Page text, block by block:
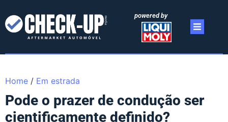
powered by
Home / Em estrada
Pode o prazer de condução ser
cientificamente definido?